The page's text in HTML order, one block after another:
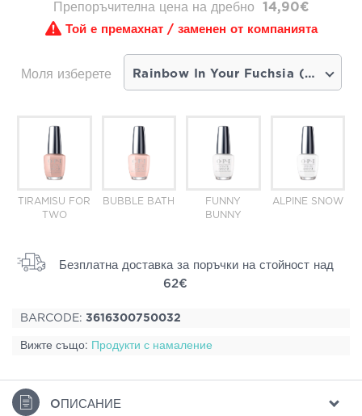
Препоръчителна цена на дребно 14,90€
Той е премахнат / заменен от компанията
Моля изберете Rainbow In Your Fuchsia (14,15€) - скоро наличен продукт
TIRAMISU FOR
TWO
BUBBLE BATH
FUNNY
BUNNY
ALPINE SNOW
Безплатна доставка за поръчки на стойност над
62€
BARCODE: 3616300750032
Вижте също: Продукти с намаление
ΟПИСАНИЕ